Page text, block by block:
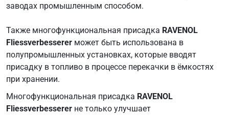
заводах промышленным способом.
Также многофункциональная присадка RAVENOL
Fliessverbesserer может быть использована в
полупромышленных установках, которые вводят
присадку в топливо в процессе перекачки в ёмкостях
при хранении.
Многофункциональная присадка RAVENOL
Fliessverbesserer не только улучшает